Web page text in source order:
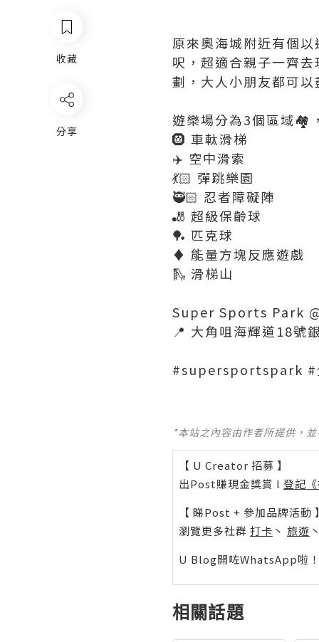
收藏
分享
原來奧海城附近有個
呎，超適合親子一齊
劃，大人小朋友都可
遊樂場分為3個區域🏘️
🛞 車軚滑梯
✈️ 空中滑索
💃🏻 彈跳樂園
🥷🏻 忍者障礙陣
🎳 超級保齡球
🏓 匹克球
♦️ 能量方塊反應遊戲
🛝 滑梯山
Super Sports Park
📍 大角咀海輝道18號
#supersportspark #
*本站之內容由作者所提供，
【 U Creator 招募 】
出Post賺現金獎賞 l 登記
【 睇Post + 參加品牌活動
瀏覽更多社群 打卡 丶 旅遊
U Blog開咗WhatsApp啦
相關話題